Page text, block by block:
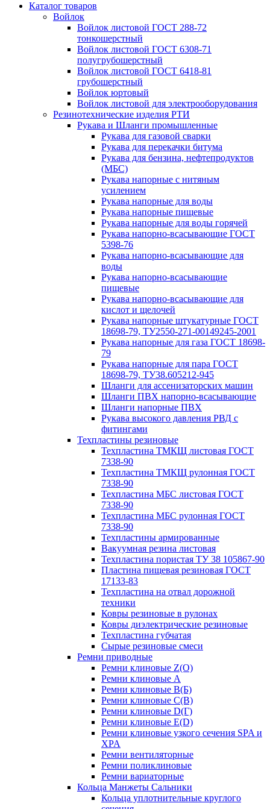
Каталог товаров
Войлок
Войлок листовой ГОСТ 288-72
тонкошерстный
Войлок листовой ГОСТ 6308-71
полугрубошерстный
Войлок листовой ГОСТ 6418-81
грубошерстный
Войлок юртовый
Войлок листовой для электрооборудования
Резинотехнические изделия РТИ
Рукава и Шланги промышленные
Рукава для газовой сварки
Рукава для перекачки битума
Рукава для бензина, нефтепродуктов
(МБС)
Рукава напорные с нитяным
усилением
Рукава напорные для воды
Рукава напорные пищевые
Рукава напорные для воды горячей
Рукава напорно-всасывающие ГОСТ
5398-76
Рукава напорно-всасывающие для
воды
Рукава напорно-всасывающие
пищевые
Рукава напорно-всасывающие для
кислот и щелочей
Рукава напорные штукатурные ГОСТ
18698-79, ТУ2550-271-00149245-2001
Рукава напорные для газа ГОСТ 18698-
79
Рукава напорные для пара ГОСТ
18698-79, ТУ38.605212-945
Шланги для ассенизаторских машин
Шланги ПВХ напорно-всасывающие
Шланги напорные ПВХ
Рукава высокого давления РВД с
фитингами
Техпластины резиновые
Техпластина ТМКЩ листовая ГОСТ
7338-90
Техпластина ТМКЩ рулонная ГОСТ
7338-90
Техпластина МБС листовая ГОСТ
7338-90
Техпластина МБС рулонная ГОСТ
7338-90
Техпластины армированные
Вакуумная резина листовая
Техпластина пористая ТУ 38 105867-90
Пластина пищевая резиновая ГОСТ
17133-83
Техпластина на отвал дорожной
техники
Ковры резиновые в рулонах
Ковры диэлектрические резиновые
Техпластина губчатая
Сырые резиновые смеси
Ремни приводные
Ремни клиновые Z(О)
Ремни клиновые A
Ремни клиновые B(Б)
Ремни клиновые C(В)
Ремни клиновые D(Г)
Ремни клиновые Е(D)
Ремни клиновые узкого сечения SPA и
XPA
Ремни вентиляторные
Ремни поликлиновые
Ремни вариаторные
Кольца Манжеты Сальники
Кольца уплотнительные круглого